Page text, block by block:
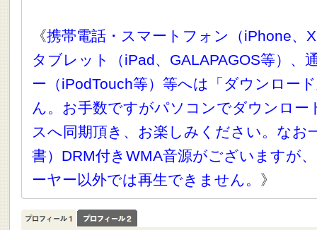
《携帯電話・スマートフォン（iPhone、
タブレット（iPad、GALAPAGOS等）、
ー（iPodTouch等）等へは「ダウンロー
ん。お手数ですがパソコンでダウンロー
スへ同期頂き、お楽しみください。なお
書）DRM付きWMA音源がございますが
ーヤー以外では再生できません。 》